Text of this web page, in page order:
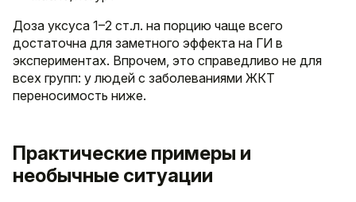
Доза уксуса 1–2 ст.л. на порцию чаще всего
достаточна для заметного эффекта на ГИ в
экспериментах. Впрочем, это справедливо не для
всех групп: у людей с заболеваниями ЖКТ
переносимость ниже.
Практические примеры и
необычные ситуации